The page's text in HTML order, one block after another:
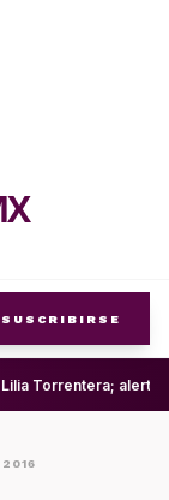
SUSCRIBIRSE
Torrentera;